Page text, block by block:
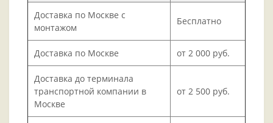
Доставка по Москве с
монтажом
Бесплатно
Доставка по Москве от 2 000 руб.
Доставка до терминала
транспортной компании в
Москве
от 2 500 руб.